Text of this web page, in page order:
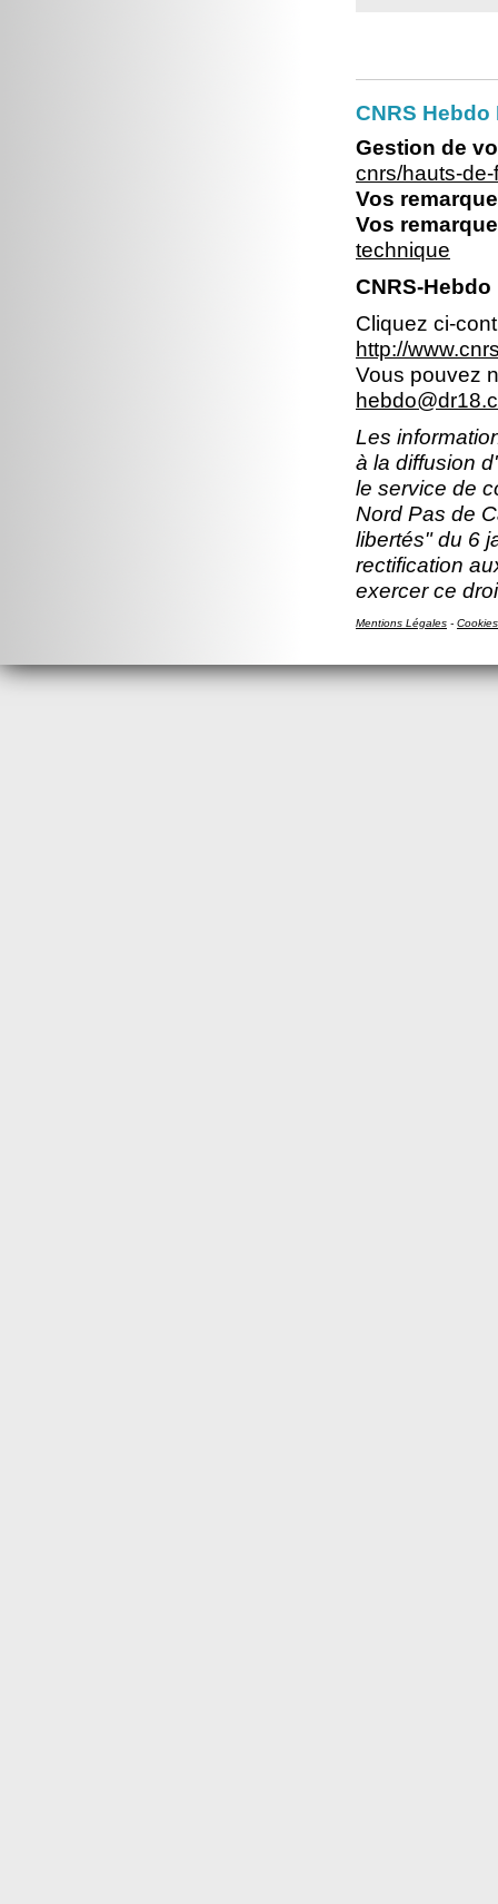
CNRS
Gestion de
cnrs/hauts-
Vos
Vos
technique
CNRS-
Cliquez ci-
http://
Vous pouvez
Les
à la diffusion
le service de
Nord Pas de
libertés" du 6
rectification
exercer ce
Mentions Légales - Cookies